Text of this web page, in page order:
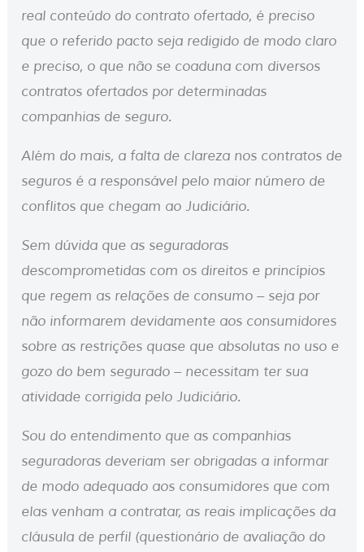
real conteúdo do contrato ofertado, é preciso
que o referido pacto seja redigido de modo claro
e preciso, o que não se coaduna com diversos
contratos ofertados por determinadas
companhias de seguro.
Além do mais, a falta de clareza nos contratos de
seguros é a responsável pelo maior número de
conflitos que chegam ao Judiciário.
Sem dúvida que as seguradoras
descomprometidas com os direitos e princípios
que regem as relações de consumo – seja por
não informarem devidamente aos consumidores
sobre as restrições quase que absolutas no uso e
gozo do bem segurado – necessitam ter sua
atividade corrigida pelo Judiciário.
Sou do entendimento que as companhias
seguradoras deveriam ser obrigadas a informar
de modo adequado aos consumidores que com
elas venham a contratar, as reais implicações da
cláusula de perfil (questionário de avaliação do